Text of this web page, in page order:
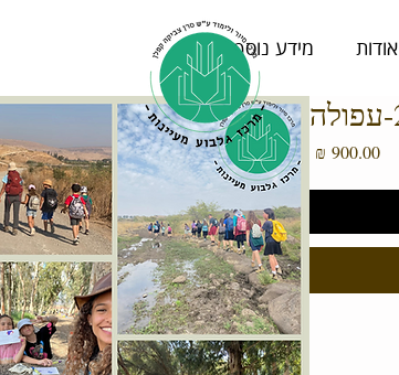
אודות מידע נוסף
מחיר